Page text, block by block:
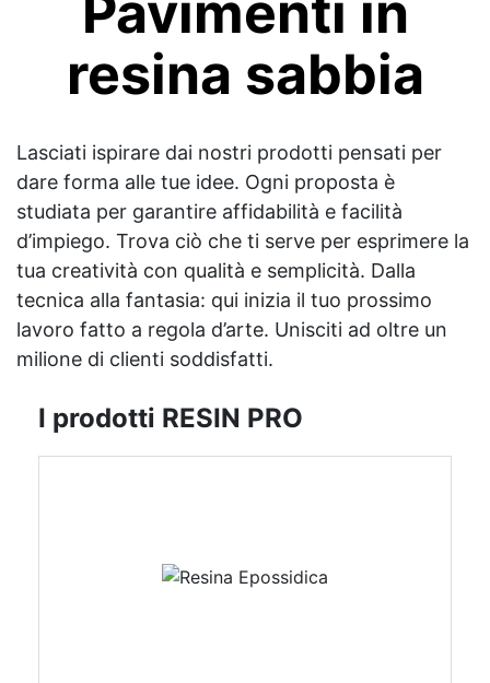
resina sabbia
Lasciati ispirare dai nostri prodotti pensati per
dare forma alle tue idee. Ogni proposta è
studiata per garantire affidabilità e facilità
d’impiego. Trova ciò che ti serve per esprimere la
tua creatività con qualità e semplicità. Dalla
tecnica alla fantasia: qui inizia il tuo prossimo
lavoro fatto a regola d’arte. Unisciti ad oltre un
milione di clienti soddisfatti.
I prodotti RESIN PRO